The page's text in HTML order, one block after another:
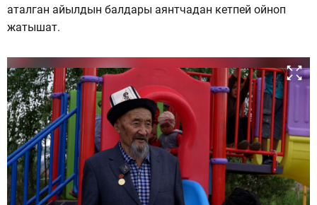
аталган айылдын балдары аянтчадан кетпей ойноп
жатышат.